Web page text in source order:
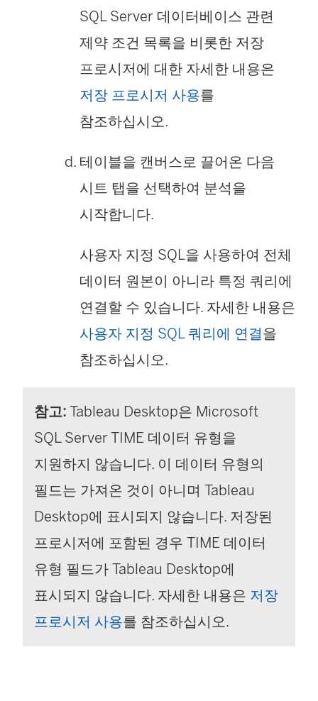
SQL Server 데이터베이스 관련
제약 조건 목록을 비롯한 저장
프로시저에 대한 자세한 내용은
저장 프로시저 사용를
참조하십시오.
테이블을 캔버스로 끌어온 다음
시트 탭을 선택하여 분석을
시작합니다.
사용자 지정 SQL을 사용하여 전체
데이터 원본이 아니라 특정 쿼리에
연결할 수 있습니다. 자세한 내용은
사용자 지정 SQL 쿼리에 연결을
참조하십시오.
참고: Tableau Desktop은 Microsoft
SQL Server TIME 데이터 유형을
지원하지 않습니다. 이 데이터 유형의
필드는 가져온 것이 아니며 Tableau
Desktop에 표시되지 않습니다. 저장된
프로시저에 포함된 경우 TIME 데이터
유형 필드가 Tableau Desktop에
표시되지 않습니다. 자세한 내용은 저장
프로시저 사용를 참조하십시오.